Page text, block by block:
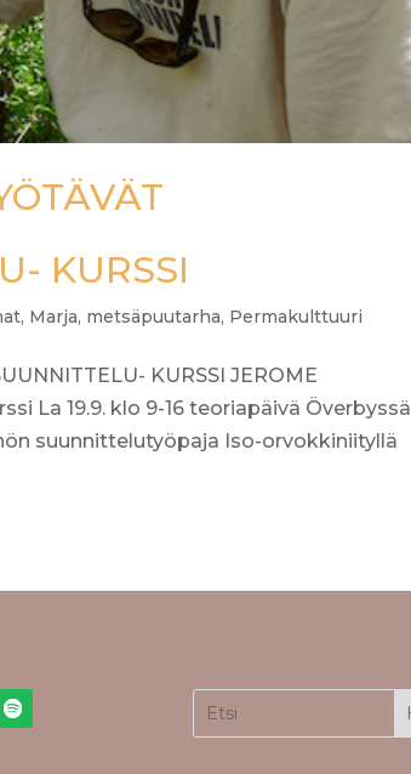
KURSSI
, Marja, metsäpuutarha, Permakulttuuri
KURSSI JEROME
La 19.9. klo 9-16 teoriapäivä Överbyssä
suunnittelutyöpaja Iso-orvokkiniityllä